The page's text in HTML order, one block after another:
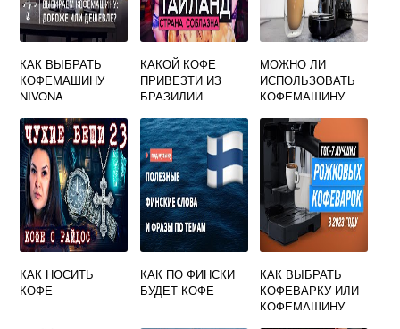
КАК ВЫБРАТЬ
КОФЕМАШИНУ
NIVONA
КАКОЙ КОФЕ
ПРИВЕЗТИ ИЗ
БРАЗИЛИИ
МОЖНО ЛИ
ИСПОЛЬЗОВАТЬ
КОФЕМАШИНУ
КАК НОСИТЬ
КОФЕ
КАК ПО ФИНСКИ
БУДЕТ КОФЕ
КАК ВЫБРАТЬ
КОФЕВАРКУ ИЛИ
КОФЕМАШИНУ